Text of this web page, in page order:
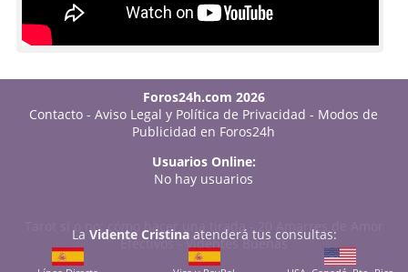
Foros24h.com 2026
Contacto -Aviso Legal y Política de Privacidad - Modos de
Publicidad en Foros24h
Usuarios Online:
No hay usuarios
Tarot sí o no: cómo hacer una tirada-
20 Amarres de Amor
Efectivos-Videntes Buenas
La Vidente Cristinaatenderá tus consultas: